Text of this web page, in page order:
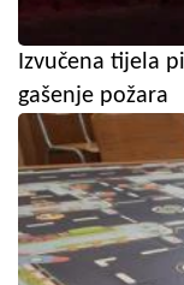
Izvučena tijela
gašenje požara